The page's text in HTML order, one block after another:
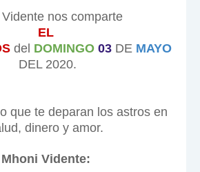
nos comparte
EL
del DOMINGO03DE MAYO
DEL 2020.
que te deparan los astros en
dinero y amor.
Mhoni Vidente: